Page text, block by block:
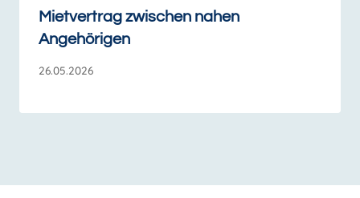
Mietvertrag zwischen nahen
Angehörigen
26.05.2026